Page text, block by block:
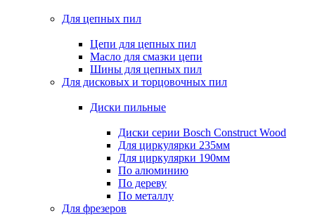
Для цепных пил
Цепи для цепных пил
Масло для смазки цепи
Шины для цепных пил
Для дисковых и торцовочных пил
Диски пильные
Диски серии Bosch Construct Wood
Для циркулярки 235мм
Для циркулярки 190мм
По алюминию
По дереву
По металлу
Для фрезеров